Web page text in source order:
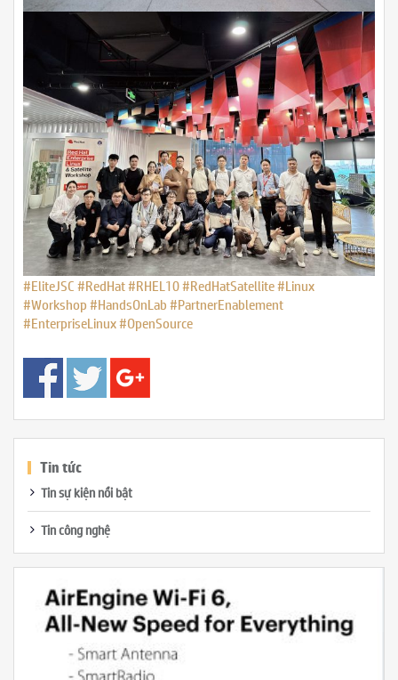
#EliteJSC#RedHat#RHEL10#RedHatSatellite#Linux
#Workshop#HandsOnLab#PartnerEnablement
#EnterpriseLinux#OpenSource
Tin tức
Tin sự kiện nổi bật
Tin công nghệ